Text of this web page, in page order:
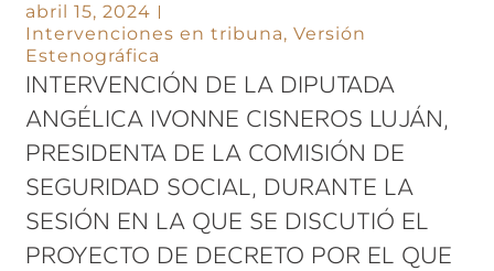
abril 15, 2024
Intervenciones en tribuna,Versión
Estenográfica
INTERVENCIÓN DE LA DIPUTADA
ANGÉLICA IVONNE CISNEROS LUJÁN,
PRESIDENTA DE LA COMISIÓN DE
SEGURIDAD SOCIAL, DURANTE LA
SESIÓN EN LA QUE SE DISCUTIÓ EL
PROYECTO DE DECRETO POR EL QUE